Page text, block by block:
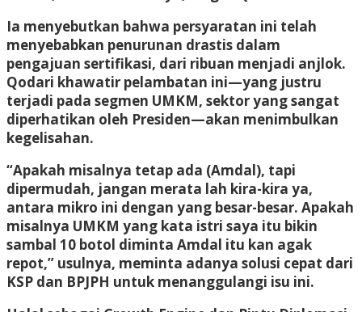
Ia menyebutkan bahwa persyaratan ini telah
menyebabkan penurunan drastis dalam
pengajuan sertifikasi, dari ribuan menjadi anjlok.
Qodari khawatir pelambatan ini—yang justru
terjadi pada segmen UMKM, sektor yang sangat
diperhatikan oleh Presiden—akan menimbulkan
kegelisahan.
“Apakah misalnya tetap ada (Amdal), tapi
dipermudah, jangan merata lah kira-kira ya,
antara mikro ini dengan yang besar-besar. Apakah
misalnya UMKM yang kata istri saya itu bikin
sambal 10 botol diminta Amdal itu kan agak
repot,” usulnya, meminta adanya solusi cepat dari
KSP dan BPJPH untuk menanggulangi isu ini.